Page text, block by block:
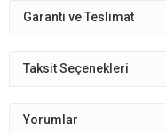
Garanti ve Teslimat
Taksit Seçenekleri
Yorumlar